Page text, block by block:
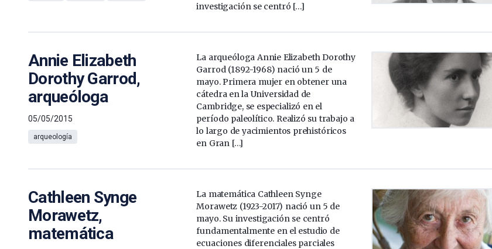
investigación se centró […]
Annie Elizabeth
Dorothy Garrod,
arqueóloga
05/05/2015
arqueología
La arqueóloga Annie Elizabeth Dorothy
Garrod (1892-1968) nació un 5 de
mayo. Primera mujer en obtener una
cátedra en la Universidad de
Cambridge, se especializó en el
período paleolítico. Realizó su trabajo a
lo largo de yacimientos prehistóricos
en Gran […]
Cathleen Synge
Morawetz,
matemática
La matemática Cathleen Synge
Morawetz (1923-2017) nació un 5 de
mayo. Su investigación se centró
fundamentalmente en el estudio de
ecuaciones diferenciales parciales